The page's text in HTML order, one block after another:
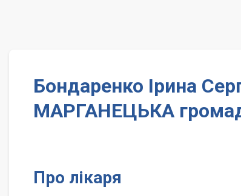
Бондаренко Ірина
МАРГАНЕЦЬКА
Про лікаря